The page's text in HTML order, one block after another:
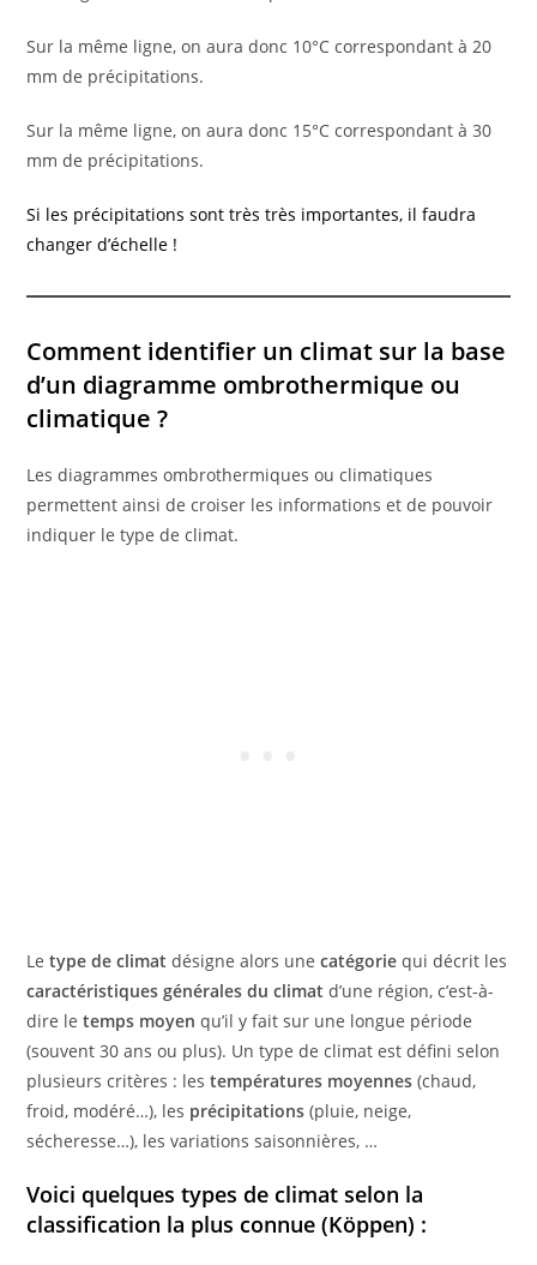
Sur la même ligne, on aura donc 10°C correspondant à 20
mm de précipitations.
Sur la même ligne, on aura donc 15°C correspondant à 30
mm de précipitations.
Si les précipitations sont très très importantes, il faudra
changer d’échelle !
Comment identifier un climat sur la base
d’un diagramme ombrothermique ou
climatique ?
Les diagrammes ombrothermiques ou climatiques
permettent ainsi de croiser les informations et de pouvoir
indiquer le type de climat.
Letype de climat désigne alors unecatégorie qui décrit les
caractéristiques générales du climat d’une région, c’est-à-
dire letemps moyen qu’il y fait sur une longue période
(souvent 30 ans ou plus). Un type de climat est défini selon
plusieurs critères : lestempératures moyennes (chaud,
froid, modéré…), les précipitations (pluie, neige,
sécheresse…), les variations saisonnières, …
Voici quelques types de climat selon la
classification la plus connue (Köppen) :